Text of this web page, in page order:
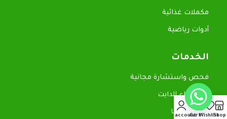
مكملات غذائية
أدوات رياضية
الخدمات
فحص واستشارة مجانية
عن خبراء الدايت
تواصل معنا Shop
Wishlist
Cart
My account